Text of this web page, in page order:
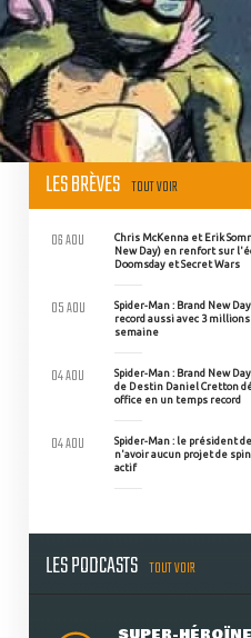
LES BRÈVES TOUT VOIR
Chris McKenna et Erik
New Day) en renfort sur
Doomsday et Secret Wars
06 AOU
Spider-Man : Brand New
record aussi avec 3
semaine
05 AOU
Spider-Man : Brand New
de Destin Daniel Cretton
office en un temps record
04 AOU
Spider-Man : le président
n'avoir aucun projet de
actif
04 AOU
LES PODCASTS TOUT VOIR